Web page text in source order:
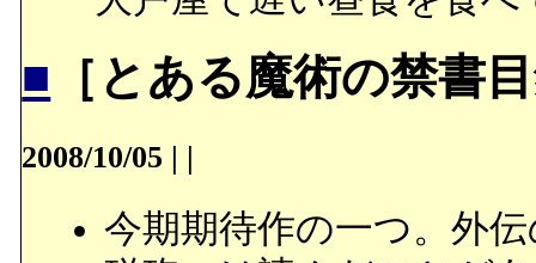
■ ［とある魔術の禁書
2008/10/05 | |
今期期待作の一つ。外